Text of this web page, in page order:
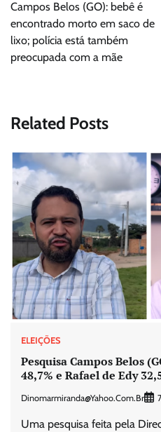
Post
Campos Belos (GO): bebê é
encontrado morto em saco de
lixo; polícia está também
preocupada com a mãe
Related Posts
ELEIÇÕES
Pesquisa Campos Belos
48,7% e Rafael de Edy
Dinomarmiranda@yahoo.com.br
Uma pesquisa feita pela